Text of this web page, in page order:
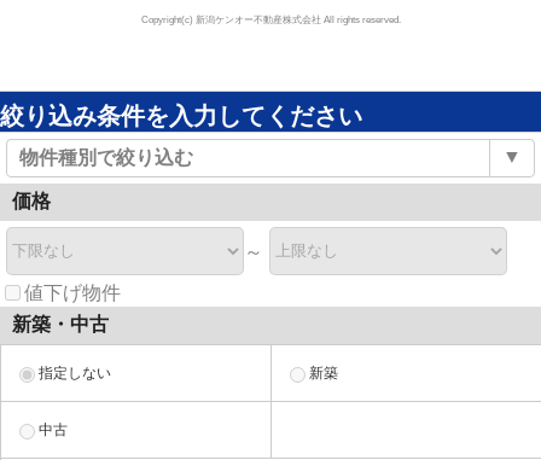
Copyright(c) 新潟ケンオー不動産株式会社 All rights reserved.
絞り込み条件を入力してください
物件種別で絞り込む ▼
価格
～
値下げ物件
新築・中古
指定しない 新築
中古